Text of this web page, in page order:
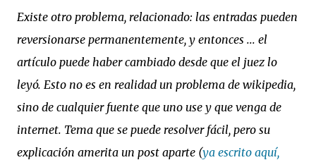
Existe otro problema, relacionado: las entradas pueden
reversionarse permanentemente, y entonces ... el
artículo puede haber cambiado desde que el juez lo
leyó. Esto no es en realidad un problema de wikipedia,
sino de cualquier fuente que uno use y que venga de
internet. Tema que se puede resolver fácil, pero su
explicación amerita un post aparte (ya escrito aquí,